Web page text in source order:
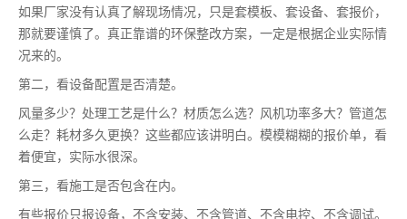
如果厂家没有认真了解现场情况，只是套模板、套设备、套报价，
那就要谨慎了。真正靠谱的环保整改方案，一定是根据企业实际情
况来的。
第二，看设备配置是否清楚。
风量多少？处理工艺是什么？材质怎么选？风机功率多大？管道怎
么走？耗材多久更换？这些都应该讲明白。模模糊糊的报价单，看
着便宜，实际水很深。
第三，看施工是否包含在内。
有些报价只报设备，不含安装、不含管道、不含电控、不含调试。